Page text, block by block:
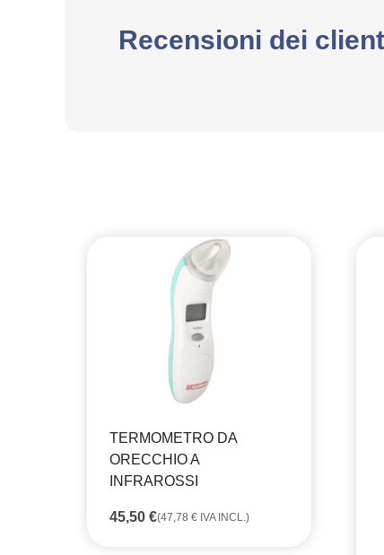
Recensioni dei
TERMOMETRO DA
ORECCHIO A
INFRAROSSI
45,50 €(47,78 € IVA INCL.)